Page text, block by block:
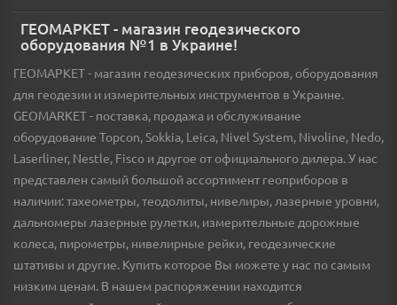
ГЕОМАРКЕТ - магазин геодезического
оборудования №1 в Украине!
ГЕОМАРКЕТ - магазин геодезических приборов, оборудования
для геодезии и измерительных инструментов в Украине.
GEOMARKET - поставка, продажа и обслуживание
оборудование Topcon, Sokkia, Leica, Nivel System, Nivoline, Nedo,
Laserliner, Nestle, Fisco и другое от официального дилера. У нас
представлен самый большой ассортимент геоприборов в
наличии: тахеометры, теодолиты, нивелиры, лазерные уровни,
дальномеры лазерные рулетки, измерительные дорожные
колеса, пирометры, нивелирные рейки, геодезические
штативы и другие. Купить которое Вы можете у нас по самым
низким ценам. В нашем распоряжении находится